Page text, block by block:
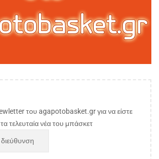
του agapotobasket.gr για να είστε
τελευταία νέα του μπάσκετ